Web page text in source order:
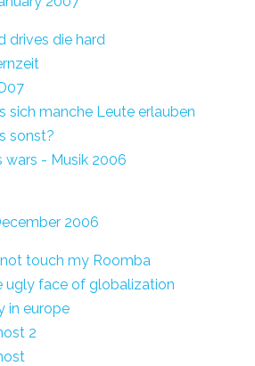
drives die hard
sich manche Leute erlauben
sonst?
wars - Musik 2006
2006
touch my Roomba
ugly face of globalization
in europe
2